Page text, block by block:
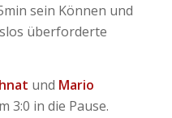
sein Können und
überforderte
und Mario
3:0 in die Pause.